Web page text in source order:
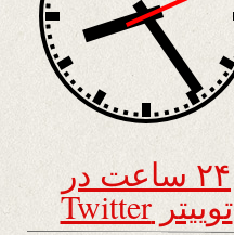
۲۴ ساعت در
توییتر Twitter